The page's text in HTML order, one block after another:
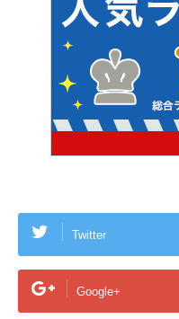
Twitter
Google+